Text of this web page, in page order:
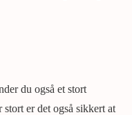
du også et stort
er det også sikkert at